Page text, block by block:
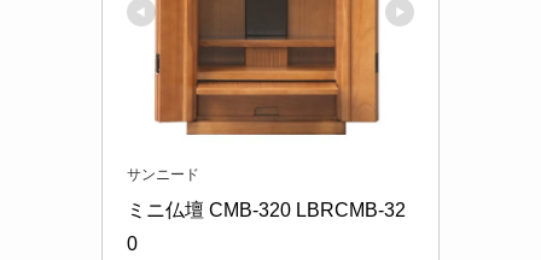
サンニード
ミニ仏壇 CMB-320 LBRCMB-32
0